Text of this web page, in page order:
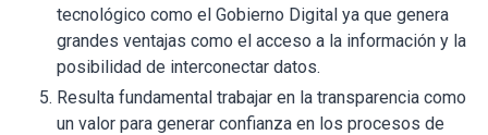
tecnológico como el Gobierno Digital ya que genera
grandes ventajas como el acceso a la información y la
posibilidad de interconectar datos.
Resulta fundamental trabajar en la transparencia como
un valor para generar confianza en los procesos de